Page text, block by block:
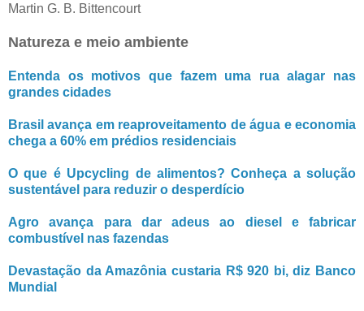
Martin G. B. Bittencourt
Natureza e meio ambiente
Entenda os motivos que fazem uma rua alagar nas
grandes cidades
Brasil avança em reaproveitamento de água e economia
chega a 60% em prédios residenciais
O que é Upcycling de alimentos? Conheça a solução
sustentável para reduzir o desperdício
Agro avança para dar adeus ao diesel e fabricar
combustível nas fazendas
Devastação da Amazônia custaria R$ 920 bi, diz Banco
Mundial